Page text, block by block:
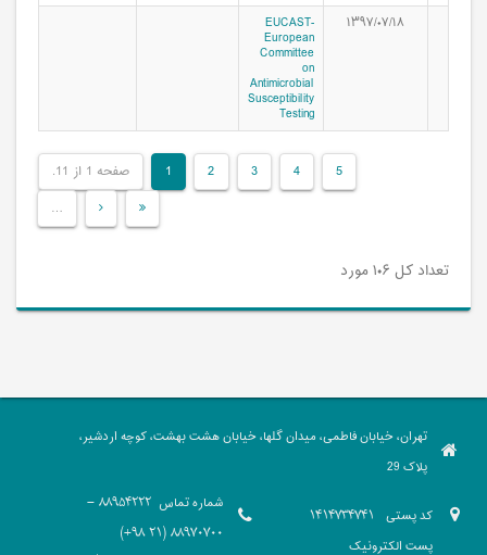
۱۳۹۷/۰۷/۱۸
EUCAST-
European
Committee
on
Antimicrobial
Susceptibility
Testing
صفحه 1 از 11. 1 2 3 4
5
…
تعداد کل ۱۰۶ مورد
تهران، خیابان فاطمی، میدان گلها، خیابان هشت بهشت، کوچه اردشیر،
پلاک 29
کد پستی
پست الکترونیک
شماره تماس
88954222 -
88970700 (21 98+)